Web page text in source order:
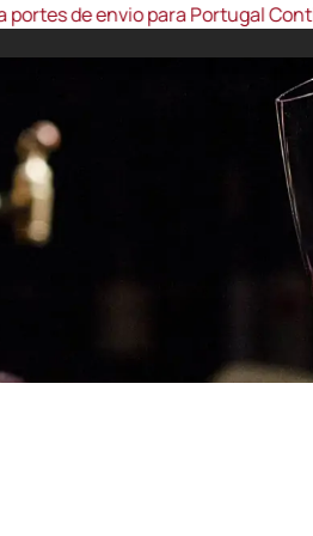
para Portugal Continental,